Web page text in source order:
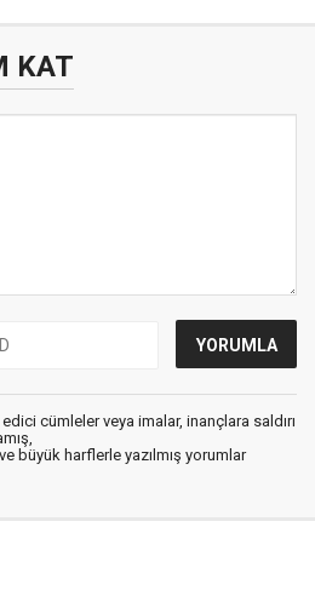
KAT
cümleler veya imalar, inançlara saldırı
büyük harflerle yazılmış yorumlar